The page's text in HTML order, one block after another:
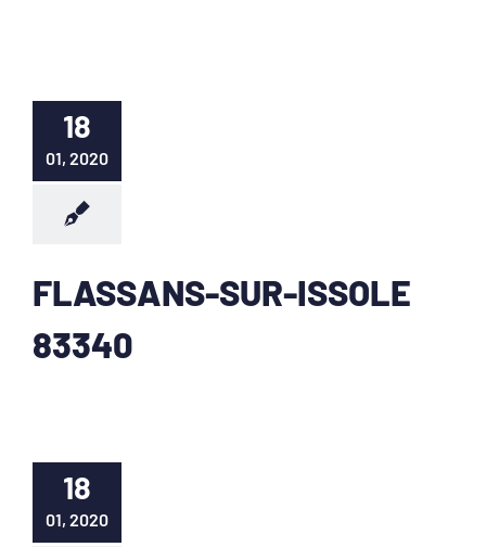
18
01, 2020
FLASSANS-SUR-ISSOLE
83340
18
01, 2020